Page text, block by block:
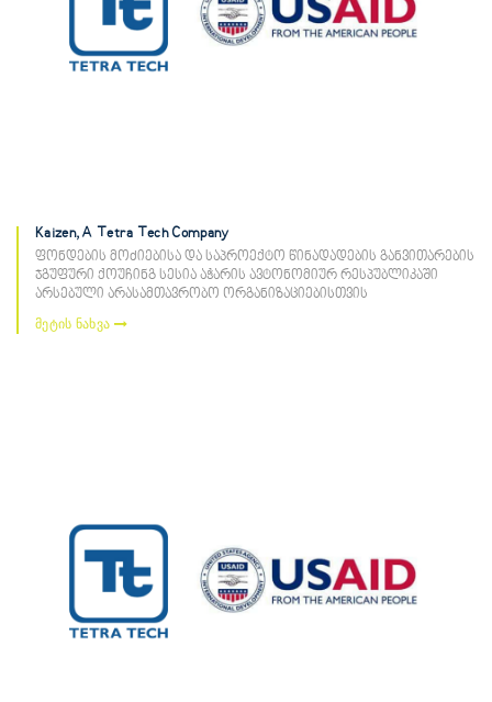
Kaizen, A Tetra Tech Company
ფონდების მოძიებისა და საპროექტო წინადადების განვითარების
ჯგუფური ქოუჩინგ სესია აჭარის ავტონომიურ რესპუბლიკაში
არსებული არასამთავრობო ორგანიზაციებისთვის
მეტის ნახვა